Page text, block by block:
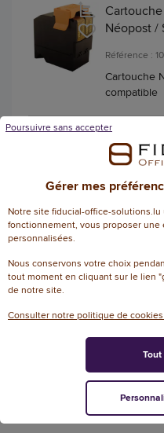
Néopost /
Référence :
Cartouche
compatible
Fiducial Office
Gérer mes
Notre site fiducial-office-
fonctionnement, vous proposer
personnalisées.
Nous conservons votre choix
tout moment en cliquant sur le lien
de notre site.
Consulter notre politique de cookies
Poursuivre sans accepter